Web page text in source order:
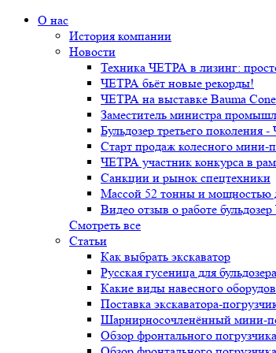
О нас
История компании
Новости
Техника ЧЕТРА в лизинг:
ЧЕТРА бьёт новые рекорды!
ЧЕТРА на выставке Bauma
Заместитель министра
Бульдозер третьего поколения
Старт продаж колесного
ЧЕТРА участник конкурса в
Санкции и рынок спецтехники
Массой 52 тонны и мощностью
Видео отзыв о работе
Смотреть все
Статьи
Как выбрать экскаватор
Русская гусеница для
Какие виды навесного
Поставка экскаватора-
Шарнирносочленённый мини-
Обзор фронтального